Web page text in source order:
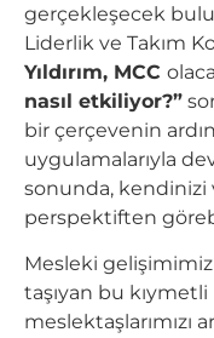
gerçekleşecek
Liderlik ve Takım
Yıldırım, MCC
nasıl etkiliyor?”
bir çerçevenin
uygulamalarıyla
sonunda, kendinizi
perspektiften
Mesleki
taşıyan bu